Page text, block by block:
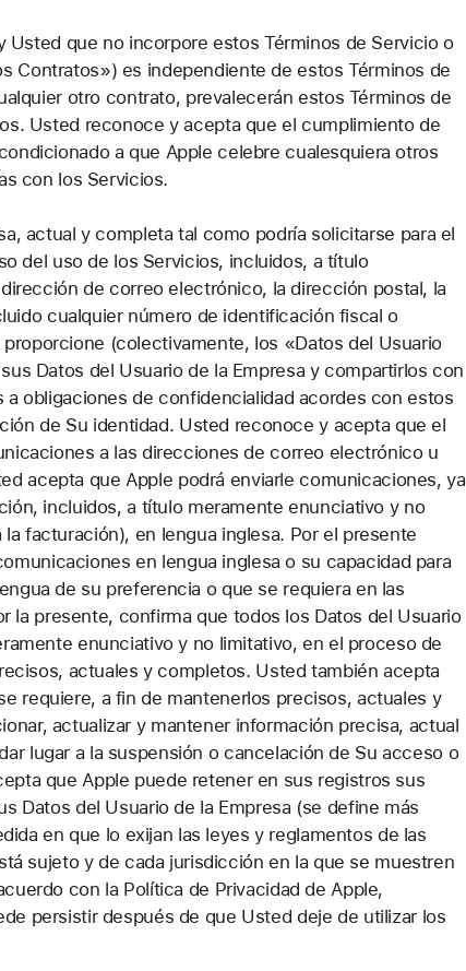
que no incorpore estos Términos de Servicio o
Contratos») es independiente de estos Términos de
otro contrato, prevalecerán estos Términos de
Usted reconoce y acepta que el cumplimiento de
a que Apple celebre cualesquiera otros
con los Servicios.
actual y completa tal como podría solicitarse para el
del uso de los Servicios, incluidos, a título
de correo electrónico, la dirección postal, la
cualquier número de identificación fiscal o
(colectivamente, los «Datos del Usuario
Datos del Usuario de la Empresa y compartirlos con
obligaciones de confidencialidad acordes con estos
de Su identidad. Usted reconoce y acepta que el
a las direcciones de correo electrónico u
acepta que Apple podrá enviarle comunicaciones, ya
incluidos, a título meramente enunciativo y no
facturación), en lengua inglesa. Por el presente
en lengua inglesa o su capacidad para
de su preferencia o que se requiera en las
la presente, confirma que todos los Datos del Usuario
enunciativo y no limitativo, en el proceso de
actuales y completos. Usted también acepta
requiere, a fin de mantenerlos precisos, actuales y
actualizar y mantener información precisa, actual
lugar a la suspensión o cancelación de Su acceso o
que Apple puede retener en sus registros sus
Datos del Usuario de la Empresa (se define más
en que lo exijan las leyes y reglamentos de las
sujeto y de cada jurisdicción en la que se muestren
con la Política de Privacidad de Apple,
persistir después de que Usted deje de utilizar los